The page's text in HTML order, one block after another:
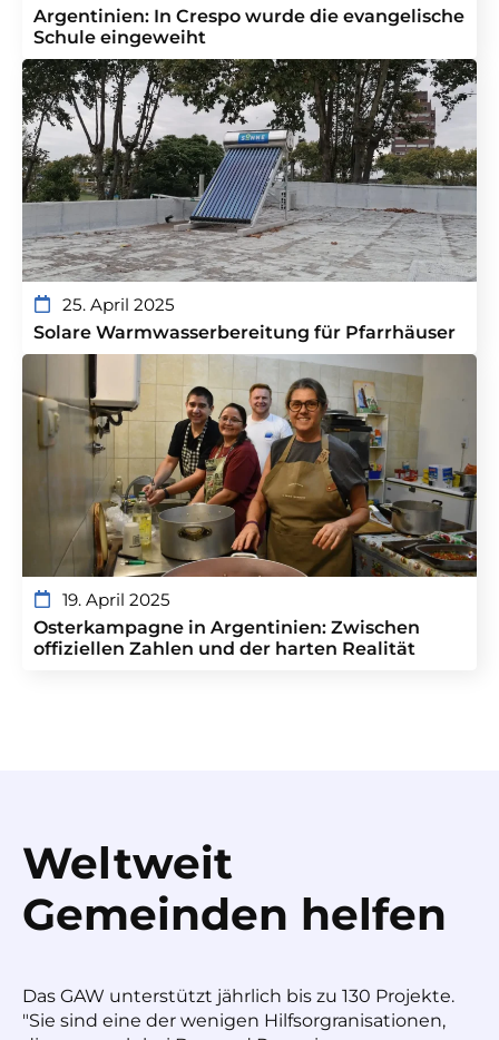
Argentinien: In Crespo wurde die evangelische
Schule eingeweiht
25. April 2025
Solare Warmwasserbereitung für Pfarrhäuser
19. April 2025
Osterkampagne in Argentinien: Zwischen
offiziellen Zahlen und der harten Realität
Weltweit
Gemeinden helfen
Das GAW unterstützt jährlich bis zu 130 Projekte.
"Sie sind eine der wenigen Hilfsorgranisationen,